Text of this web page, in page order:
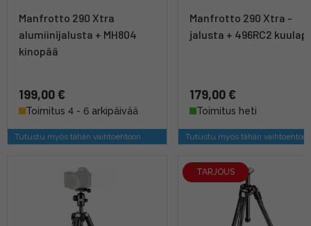
Manfrotto 290 Xtra
alumiinijalusta + MH804
kinopää
199,00 €
Toimitus 4 - 6 arkipäivää
Tutustu myös tähän vaihtoehtoon
Manfrotto 290 Xtra -
jalusta + 496RC2
179,00 €
Toimitus heti
Tutustu myös tähän
TARJOUS